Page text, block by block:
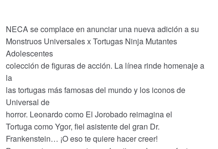
era:
€49.17.
es:
€42.97.
NECA se complace en anunciar una nueva adición a su
Monstruos Universales x Tortugas Ninja Mutantes
Adolescentes
colección de figuras de acción. La línea rinde homenaje a
la
las tortugas más famosas del mundo y los iconos de
Universal de
horror. Leonardo como El Jorobado reimagina el
Tortuga como Ygor, fiel asistente del gran Dr.
Frankenstein… ¡O eso te quiere hacer creer!